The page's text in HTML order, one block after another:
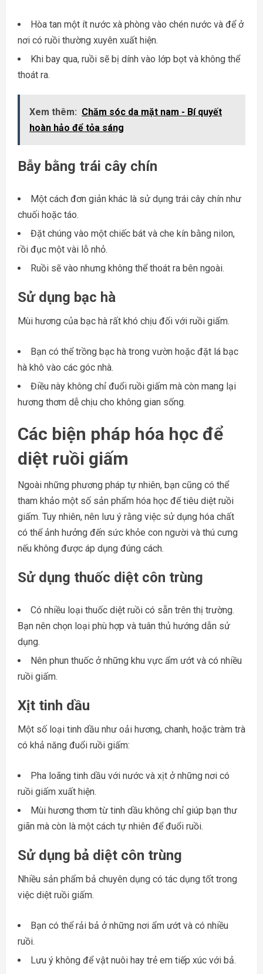
Hòa tan một ít nước xà phòng vào chén nước và để ở
nơi có ruồi thường xuyên xuất hiện.
Khi bay qua, ruồi sẽ bị dính vào lớp bọt và không thể
thoát ra.
Xem thêm: Chăm sóc da mặt nam - Bí quyết
hoàn hảo để tỏa sáng
Bẫy bằng trái cây chín
Một cách đơn giản khác là sử dụng trái cây chín như
chuối hoặc táo.
Đặt chúng vào một chiếc bát và che kín bằng nilon,
rồi đục một vài lỗ nhỏ.
Ruồi sẽ vào nhưng không thể thoát ra bên ngoài.
Sử dụng bạc hà
Mùi hương của bạc hà rất khó chịu đối với ruồi giấm.
Bạn có thể trồng bạc hà trong vườn hoặc đặt lá bạc
hà khô vào các góc nhà.
Điều này không chỉ đuổi ruồi giấm mà còn mang lại
hương thơm dễ chịu cho không gian sống.
Các biện pháp hóa học để
diệt ruồi giấm
Ngoài những phương pháp tự nhiên, bạn cũng có thể
tham khảo một số sản phẩm hóa học để tiêu diệt ruồi
giấm. Tuy nhiên, nên lưu ý rằng việc sử dụng hóa chất
có thể ảnh hưởng đến sức khỏe con người và thú cưng
nếu không được áp dụng đúng cách.
Sử dụng thuốc diệt côn trùng
Có nhiều loại thuốc diệt ruồi có sẵn trên thị trường.
Bạn nên chọn loại phù hợp và tuân thủ hướng dẫn sử
dụng.
Nên phun thuốc ở những khu vực ẩm ướt và có nhiều
ruồi giấm.
Xịt tinh dầu
Một số loại tinh dầu như oải hương, chanh, hoặc tràm trà
có khả năng đuổi ruồi giấm:
Pha loãng tinh dầu với nước và xịt ở những nơi có
ruồi giấm xuất hiện.
Mùi hương thơm từ tinh dầu không chỉ giúp bạn thư
giãn mà còn là một cách tự nhiên để đuổi ruồi.
Sử dụng bả diệt côn trùng
Nhiều sản phẩm bả chuyên dụng có tác dụng tốt trong
việc diệt ruồi giấm.
Bạn có thể rải bả ở những nơi ẩm ướt và có nhiều
ruồi.
Lưu ý không để vật nuôi hay trẻ em tiếp xúc với bả.